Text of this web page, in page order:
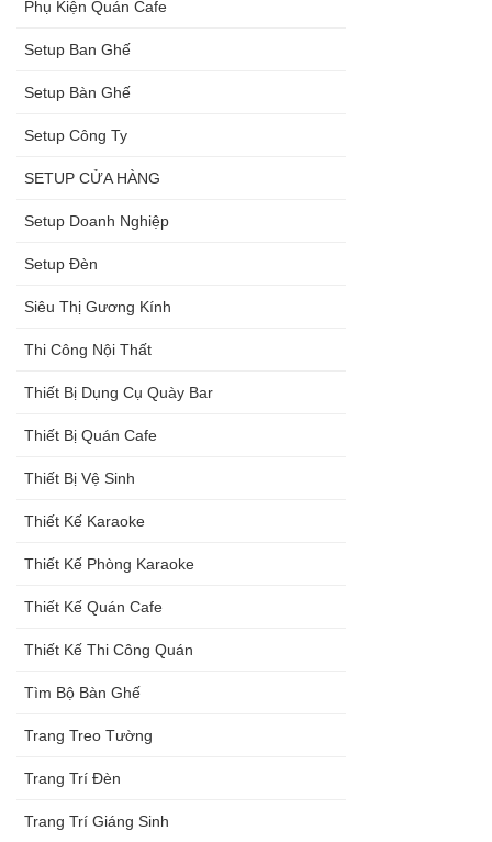
Phụ Kiện Quán Cafe
Setup Ban Ghế
Setup Bàn Ghế
Setup Công Ty
SETUP CỬA HÀNG
Setup Doanh Nghiệp
Setup Đèn
Siêu Thị Gương Kính
Thi Công Nội Thất
Thiết Bị Dụng Cụ Quày Bar
Thiết Bị Quán Cafe
Thiết Bị Vệ Sinh
Thiết Kế Karaoke
Thiết Kế Phòng Karaoke
Thiết Kế Quán Cafe
Thiết Kế Thi Công Quán
Tìm Bộ Bàn Ghế
Trang Treo Tường
Trang Trí Đèn
Trang Trí Giáng Sinh